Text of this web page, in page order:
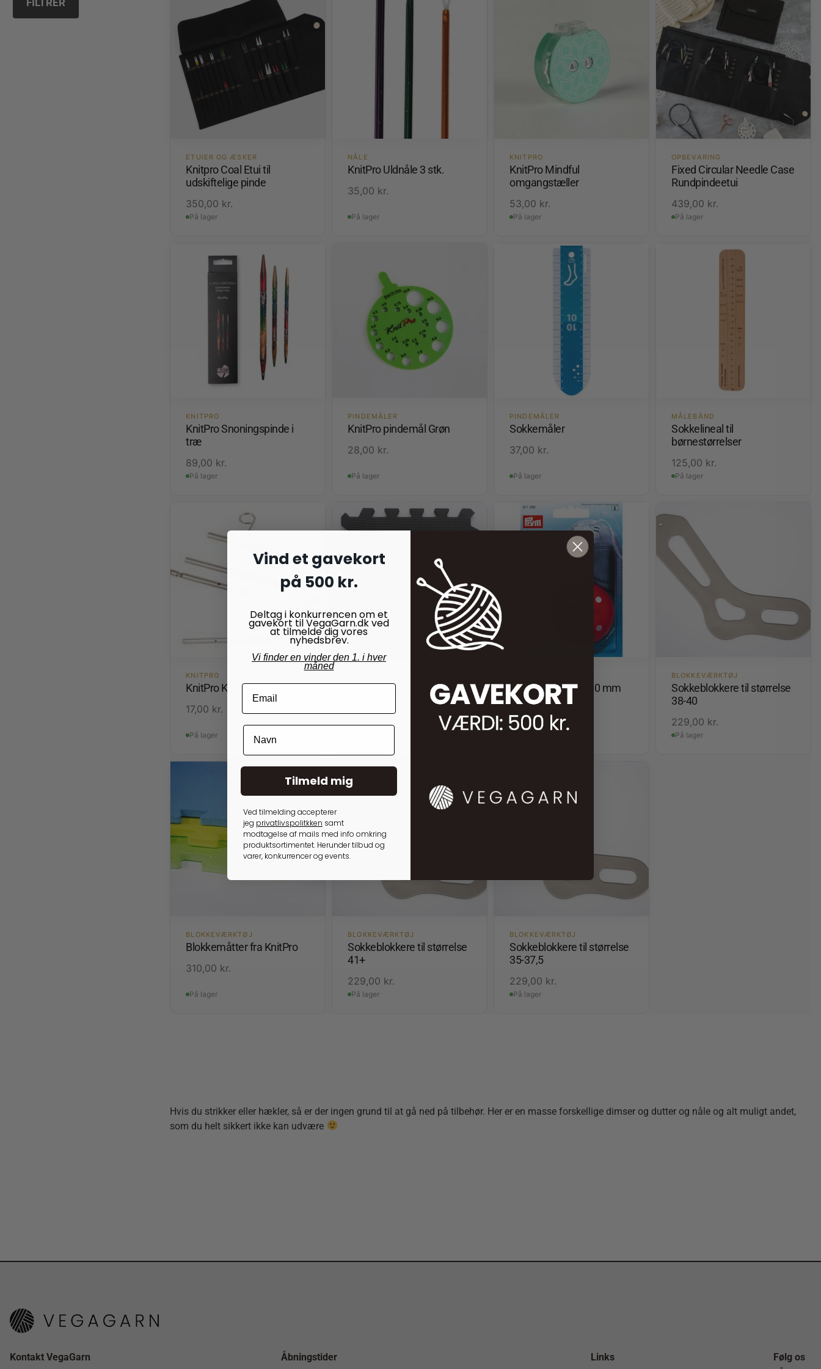
ETUIER OG ÆSKER
Knitpro Coal Etui til
udskiftelige pinde
350,00 kr.
På lager
NÅLE
KnitPro Uldnåle 3 stk.
35,00 kr.
På lager
KNITPRO
KnitPro Mindful
omgangstæller
53,00 kr.
På lager
OPBEVARING
Fixed Circular Needle Case
Rundpindeetui
439,00 kr.
På lager
KNITPRO
KnitPro Snoningspinde i
træ
89,00 kr.
På lager
PINDEMÅLER
KnitPro pindemål Grøn
28,00 kr.
På lager
PINDEMÅLER
Sokkemåler
37,00 kr.
På lager
MÅLEBÅND
Sokkelineal til
børnestørrelser
125,00 kr.
På lager
KNITPRO
KnitPro Kabelbindere
17,00 kr.
På lager
Blokkemåtter fra KnitPro i
375,00kr.
Stoppeæg af træ 60 mm
BLOKKEVÆRKTØJ
Sokkeblokkere til størrelse
38-40
229,00 kr.
På lager
BLOKKEVÆRKTØJ
Blokkemåtter fra KnitPro
310,00 kr.
På lager
BLOKKEVÆRKTØJ
Sokkeblokkere til størrelse
41+
229,00 kr.
På lager
BLOKKEVÆRKTØJ
Sokkeblokkere til størrelse
35-37,5
229,00 kr.
På lager
Hvis du strikker eller hækler, så er der ingen grund til at gå ned på tilbehør. Her er en masse forskellige dimser og dutter og nåle og alt muligt andet,
som du helt sikkert ikke kan udvære
Kontakt VegaGarn Åbningstider Links
Følg os
Vind et gavekort
på 500 kr.
Deltag i konkurrencen om et
gavekort til VegaGarn.dk ved
at tilmelde dig vores
nyhedsbrev.
Vi finder en vinder den 1. i hver
måned
Tilmeld mig
Ved tilmelding accepterer
jeg privatlivspolitkken samt
modtagelse af mails med info omkring
produktsortimentet. Herunder tilbud og
varer, konkurrencer og events.